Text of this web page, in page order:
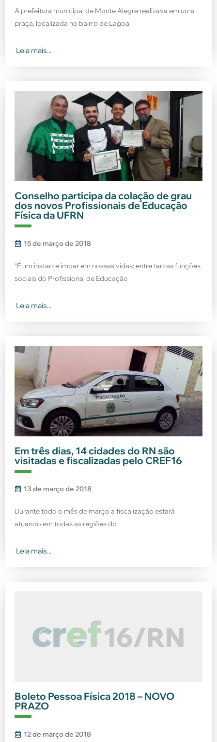
A prefeitura municipal de Monte Alegre realizava em uma
praça, localizada no bairro de Lagoa
Leia mais...
Conselho participa da colação de grau
dos novos Profissionais de Educação
Física da UFRN
15 de março de 2018
“É um instante ímpar em nossas vidas; entre tantas funções
sociais do Profissional de Educação
Leia mais...
Em três dias, 14 cidades do RN são
visitadas e fiscalizadas pelo CREF16
13 de março de 2018
Durante todo o mês de março a fiscalização estará
atuando em todas as regiões do
Leia mais...
Boleto Pessoa Física 2018 – NOVO
PRAZO
12 de março de 2018